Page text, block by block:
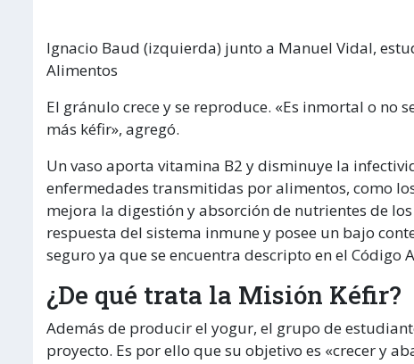
Ignacio Baud (izquierda) junto a Manuel Vidal,
Alimentos
El gránulo crece y se reproduce. «Es inmortal o no
más kéfir», agregó.
Un vaso aporta vitamina B2 y disminuye la
enfermedades transmitidas por alimentos, como
mejora la digestión y absorción de nutrientes de
respuesta del sistema inmune y posee un bajo
seguro ya que se encuentra descripto en el Código
¿De qué trata la Misión Kéfir?
Además de producir el yogur, el grupo de
proyecto. Es por ello que su objetivo es «crecer y